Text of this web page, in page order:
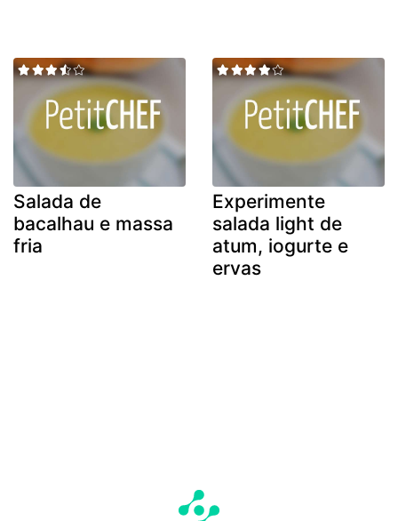
Salada de
bacalhau e massa
fria
Experimente
salada light de
atum, iogurte e
ervas